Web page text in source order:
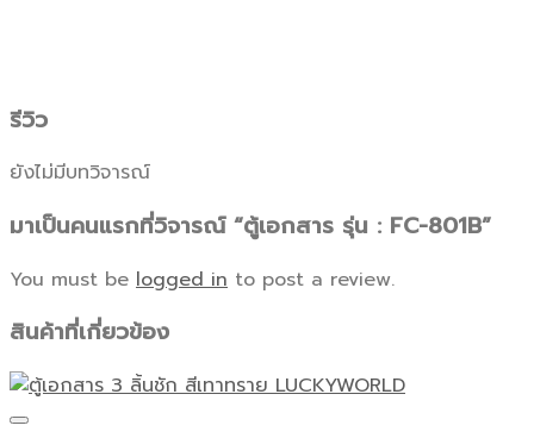
รีวิว
ยังไม่มีบทวิจารณ์
มาเป็นคนแรกที่วิจารณ์ “ตู้เอกสาร รุ่น : FC-801B”
You must be logged in to post a review.
สินค้าที่เกี่ยวข้อง